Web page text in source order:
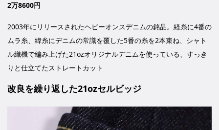
2万8600円
2003年にリリースされたヘビーオンスデニムの銘品。経糸に4番の
ムラ糸、緯糸にデニムの常識を覆した5番の糸を2本束ね、シャト
ル織機で編み上げた21ozオリジナルデニムを使っている、すっき
りと仕立てたストレートカット
改良を繰り返した21ozセルビッジ